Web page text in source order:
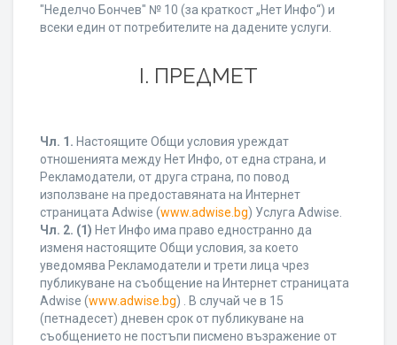
"Неделчо Бончев" № 10 (за краткост „Нет Инфо“) и
всеки един от потребителите на дадените услуги.
І. ПРЕДМЕТ
Чл. 1. Настоящите Общи условия уреждат
отношенията между Нет Инфо, от една страна, и
Рекламодатели, от друга страна, по повод
използване на предоставяната на Интернет
страницата Adwise (www.adwise.bg) Услуга Adwise.
Чл. 2. (1) Нет Инфо има право едностранно да
изменя настоящите Общи условия, за което
уведомява Рекламодатели и трети лица чрез
публикуване на съобщение на Интернет страницата
Adwise (www.adwise.bg) . В случай че в 15
(петнадесет) дневен срок от публикуване на
съобщението не постъпи писмено възражение от